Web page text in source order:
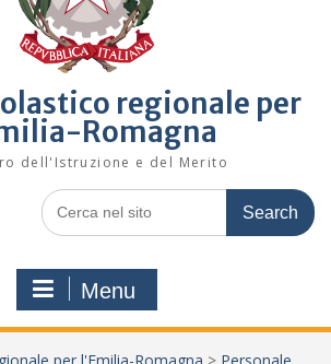
regionale per
Romagna
dell'Istruzione e del Merito
Search
for:
Menu